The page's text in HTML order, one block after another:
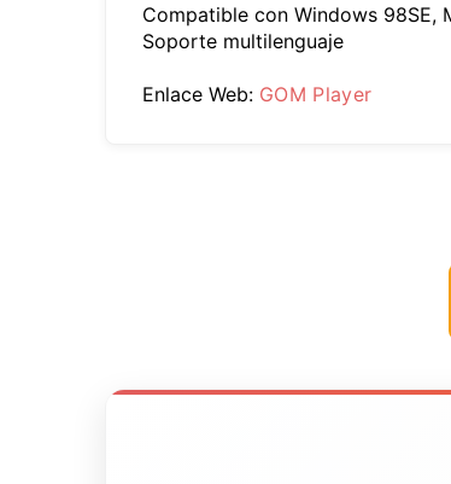
Compatible con Windows 98SE,
Soporte multilenguaje
Enlace Web: GOM Player